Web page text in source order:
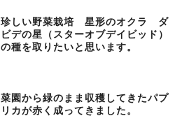
珍しい野菜栽培 星形のオクラ ダ
ビデの星（スターオブデイビッド）
の種を取りたいと思います。
菜園から緑のまま収穫してきたパプ
リカが赤く成ってきました。